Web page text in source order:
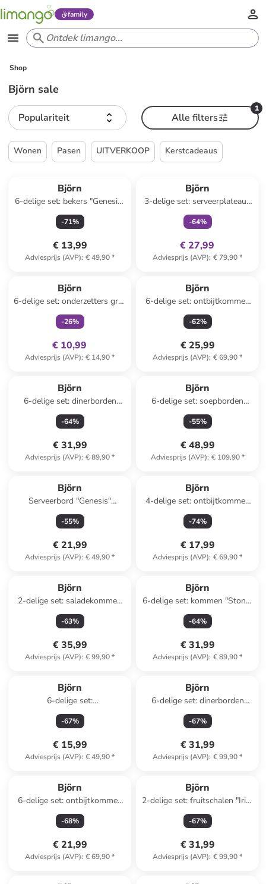
family
Shop
Björn sale
Populariteit
1
Alle filters
Wonen Pasen UITVERKOOP Kerstcadeaus
Björn
6-delige set: bekers "Genesis"
blauw - 80 ml
-71%
€ 13,99
Adviesprijs (AVP): € 49,90*
Björn
3-delige set: serveerplateaus
"Zen" grijs
-64%
€ 27,99
Adviesprijs (AVP): € 79,90*
Björn
6-delige set: onderzetters grijs
- Ø 10 cm
-26%
€ 10,99
Adviesprijs (AVP): € 14,90*
Björn
6-delige set: ontbijtkommen
"Eclipse" grijs - Ø 15 cm
-62%
€ 25,99
Adviesprijs (AVP): € 69,90*
Björn
6-delige set: dinerborden
"Eclipse" grijs - Ø 26 cm
-64%
€ 31,99
Adviesprijs (AVP): € 89,90*
Björn
6-delige set: soepborden
"Stellar" taupe - Ø 22,5 cm
-55%
€ 48,99
Adviesprijs (AVP): € 109,90*
Björn
Serveerbord "Genesis"
grijs/beige - Ø 33 cm
-55%
€ 21,99
Adviesprijs (AVP): € 49,90*
Björn
4-delige set: ontbijtkommen
"Scandi" donkerblauw - Ø
16,5 cm
-74%
€ 17,99
Adviesprijs (AVP): € 69,90*
Björn
2-delige set: saladekommen
"Scandi" donkerblauw
-63%
€ 35,99
Adviesprijs (AVP): € 99,90*
Björn
6-delige set: kommen "Stone"
grijs - Ø 17,7 cm
-64%
€ 31,99
Adviesprijs (AVP): € 89,90*
Björn
6-delige set:
voorgerechtkommen "Dark"
donkerblauw - Ø 12 cm
-67%
€ 15,99
Adviesprijs (AVP): € 49,90*
Björn
6-delige set: dinerborden
"Cosmos" wit/beige - Ø 27,5
cm
-67%
€ 31,99
Adviesprijs (AVP): € 99,90*
Björn
6-delige set: ontbijtkommen
"Color" rood/geel/lichtblauw -
Ø 15 cm
-68%
€ 21,99
Adviesprijs (AVP): € 69,90*
Björn
2-delige set: fruitschalen "Iris"
wit
-67%
€ 31,99
Adviesprijs (AVP): € 99,90*